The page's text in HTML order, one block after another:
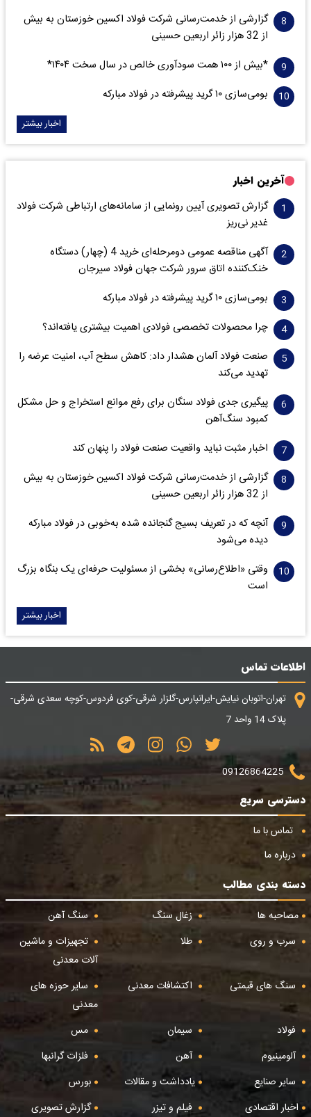
گزارشی از خدمت‌رسانی شرکت فولاد اکسین خوزستان به بیش
از 32 هزار زائر اربعین حسینی
*بیش از ۱۰۰ همت سودآوری خالص در سال سخت ۱۴۰۴*
بومی‌سازی ۱۰ گرید پیشرفته در فولاد مبارکه
اخبار بیشتر
آخرین اخبار
گزارش تصویری آیین رونمایی از سامانه‌های ارتباطی شرکت فولاد
غدیر نی‌ریز
آگهی مناقصه عمومی دومرحله‌ای خرید 4 (چهار) دستگاه
خنک‌کننده اتاق سرور شرکت جهان فولاد سیرجان
بومی‌سازی ۱۰ گرید پیشرفته در فولاد مبارکه
چرا محصولات تخصصی فولادی اهمیت بیشتری یافته‌اند؟
صنعت فولاد آلمان هشدار داد: کاهش سطح آب، امنیت عرضه را
تهدید می‌کند
پیگیری جدی فولاد سنگان برای رفع موانع استخراج و حل مشکل
کمبود سنگ‌آهن
اخبار مثبت نباید واقعیت صنعت فولاد را پنهان کند
گزارشی از خدمت‌رسانی شرکت فولاد اکسین خوزستان به بیش
از 32 هزار زائر اربعین حسینی
آنچه که در تعریف بسیج گنجانده شده به‌خوبی در فولاد مبارکه
دیده می‌شود
وقتی «اطلاع‌رسانی» بخشی از مسئولیت حرفه‌ای یک بنگاه بزرگ
است
اخبار بیشتر
اطلاعات تماس
تهران-اتوبان نیایش-ایرانپارس-گلزار شرقی-کوی فردوس-کوچه سعدی شرقی-
پلاک 14 واحد 7
09126864225
دسترسی سریع
تماس با ما
درباره ما
دسته بندی مطالب
مصاحبه ها
زغال سنگ
سنگ آهن
سرب و روی
طلا
تجهیزات و ماشین
آلات معدنی
سنگ های قیمتی
اکتشافات معدنی
سایر حوزه های
معدنی
فولاد
سیمان
مس
آلومینیوم
آهن
فلزات گرانبها
سایر صنایع
یادداشت و مقالات
بورس
اخبار اقتصادی
فیلم و تیزر گزارش تصویری